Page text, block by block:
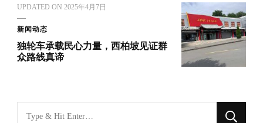
UPDATED ON 2025年4月7日
新闻动态
独轮车承载民心力量，西柏坡见证群
众路线真谛
找